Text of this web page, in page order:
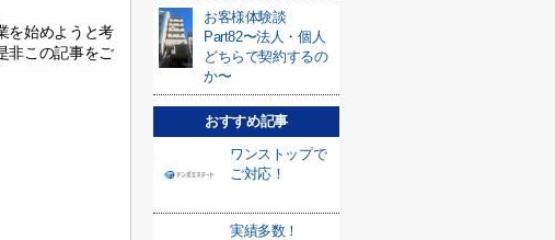
を始めようと考
非この記事をご
お客様体験談
Part82〜法人・個人
どちらで契約するの
か〜
おすすめ記事
ワンストップで
ご対応！
実績多数！